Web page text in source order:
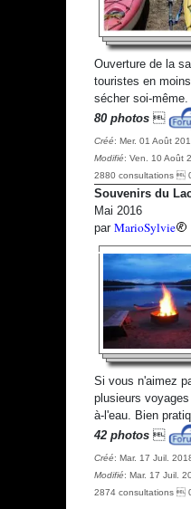
Ouverture de la
touristes en
sécher soi-même.
80 photos
Créé: Mer. 01 Août
Modifié: Ven. 10 Août
2880 consultations 
Souvenirs du
Mai 2016
par MarioSylvie
Si vous n'aimez
plusieurs
à-l'eau. Bien
42 photos
Créé: Mar. 17 Juil.
Modifié: Mar. 17 Juil.
2874 consultations 